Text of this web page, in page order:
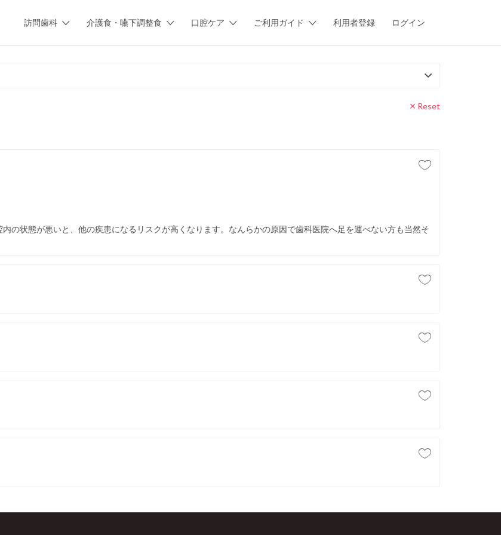
訪問歯科 介護食・嚥下調整食 口腔ケア ご利用ガイド 利用者登録 ログイン
Reset
の状態が悪いと、他の疾患になるリスクが高くなります。なんらかの原因で歯科医院へ足を運べない方も当然そ